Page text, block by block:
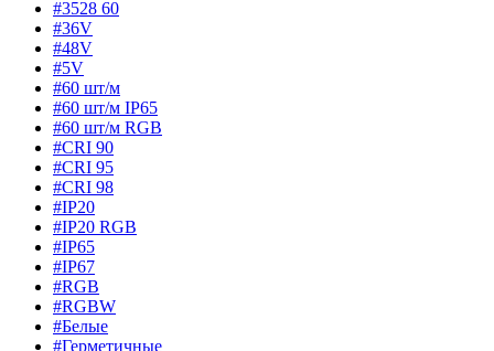
#3528 60
#36V
#48V
#5V
#60 шт/м
#60 шт/м IP65
#60 шт/м RGB
#CRI 90
#CRI 95
#CRI 98
#IP20
#IP20 RGB
#IP65
#IP67
#RGB
#RGBW
#Белые
#Герметичные